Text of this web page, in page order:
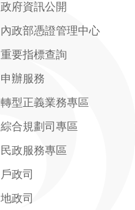
政府資訊公開
內政部憑證管理中心
重要指標查詢
申辦服務
轉型正義業務專區
綜合規劃司專區
民政服務專區
戶政司
地政司